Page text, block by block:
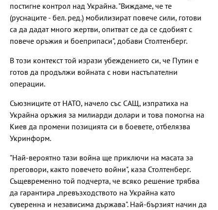
постигне контрол над Украйна. "Виждаме, че те
(руснаците - бел. ред.) мобилизират повече сили, готови
са да дадат много жертви, опитват се да се сдобият с
повече оръжия и боеприпаси", добави Столтенберг.
В този контекст той изрази убеждението си, че Путин е
готов да продължи войната с нови настъпателни
операции.
Съюзниците от НАТО, начело със САЩ, изпратиха на
Украйна оръжия за милиарди долари и това помогна на
Киев да промени позицията си в боевете, отбелязва
Укринформ.
"Най-вероятно тази война ще приключи на масата за
преговори, както повечето войни", каза Столтенберг.
Същевременно той подчерта, че всяко решение трябва
да гарантира „превъзходството на Украйна като
суверенна и независима държава". Най-бързият начин да